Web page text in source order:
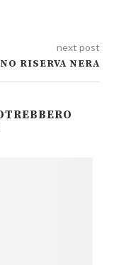
next post
RISERVA NERA